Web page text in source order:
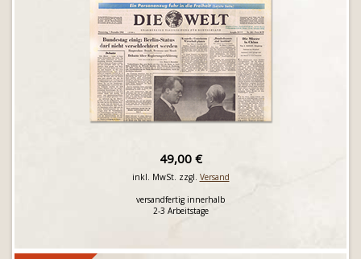
49,00 €
inkl. MwSt. zzgl. Versand
versandfertig innerhalb
2-3 Arbeitstage